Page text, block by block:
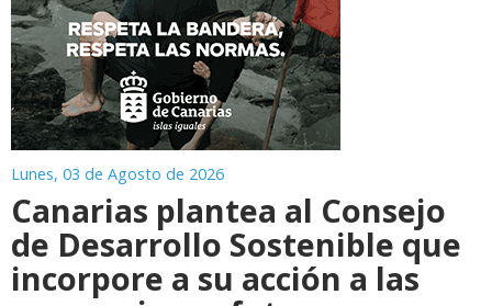
Lunes, 03 de Agosto de 2026
Canarias plantea al Consejo
de Desarrollo Sostenible que
incorpore a su acción a las